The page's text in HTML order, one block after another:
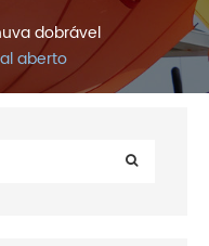
dobrável
aberto